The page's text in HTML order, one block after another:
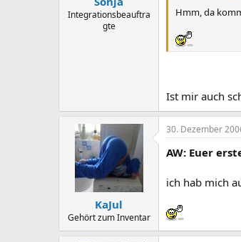
Integrationsbeauftra
gte
Hmm, da
Ist mir auch
KaJul
Gehört zum Inventar
30. Dezember
AW: Euer
ich hab mich